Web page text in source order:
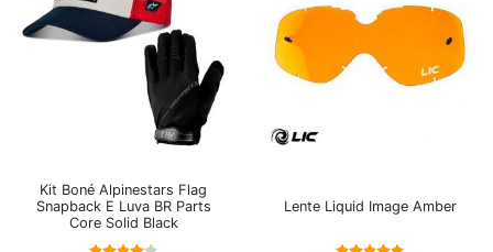
Kit Boné Alpinestars Flag
Snapback E Luva BR Parts
Core Solid Black
Lente Liquid Image Amber